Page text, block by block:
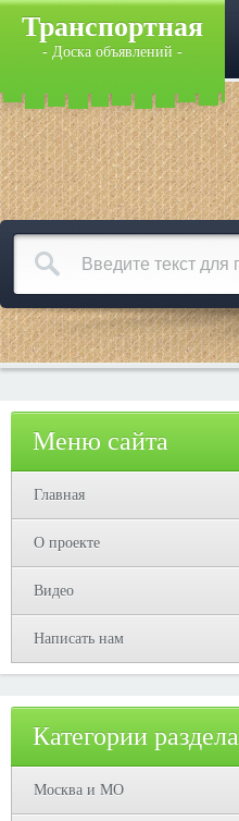
Транспортная
- Доска объявлений -
Меню сайта
Главная
О проекте
Видео
Написать нам
Категории раздела
Москва и МО